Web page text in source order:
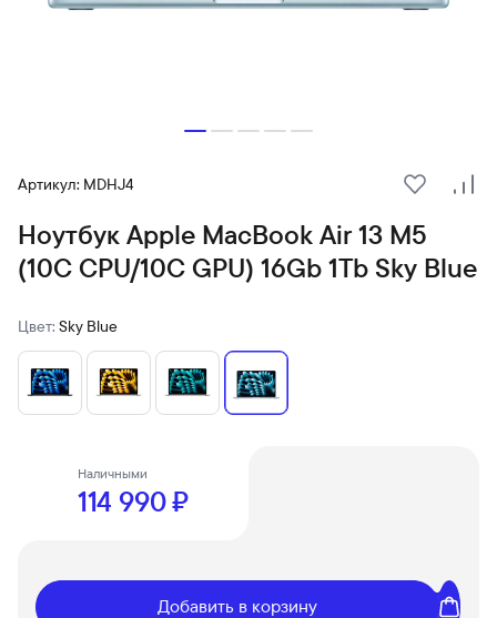
Артикул: MDHJ4
В
Ноутбук Apple MacBook Air 13 M5
(10C CPU/10C GPU) 16Gb 1Tb Sky Blue
Цвет: Sky Blue
Наличными
114 990 ₽
Добавить в корзину